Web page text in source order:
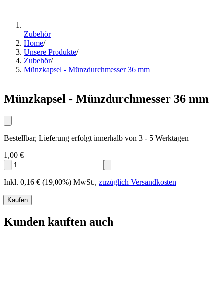
Zubehör
Home/
Unsere Produkte/
Zubehör/
Münzkapsel - Münzdurchmesser 36 mm
Münzkapsel - Münzdurchmesser 36 mm
Bestellbar, Lieferung erfolgt innerhalb von 3 - 5 Werktagen
1,00 €
Inkl. 0,16 € (19,00%) MwSt., zuzüglich Versandkosten
Kaufen
Kunden kauften auch